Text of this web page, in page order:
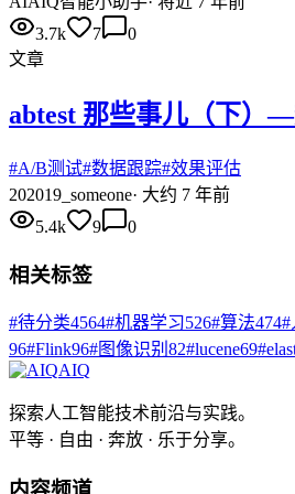
3.7k
7
0
文章
abtest 那些事儿（下）
#A/B测试#数据跟踪#效果评估
202019_someone· 大约 7 年前
5.4k
9 0
相关标签
#待分类4564#机器学习526#算法474#
96#Flink96#图像识别 82#lucene69#
AIQ
探索人工智能技术前沿与实践。
平等 · 自由 · 奔放 · 乐于分享。
内容频道